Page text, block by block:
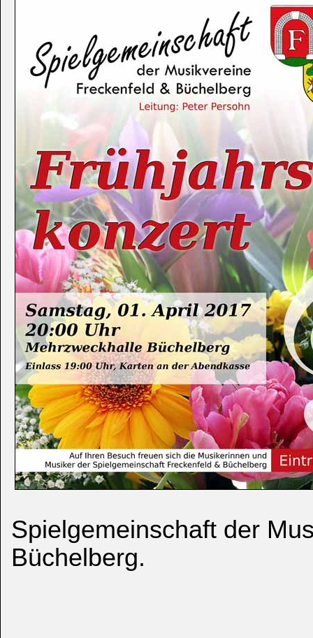
Spielgemeinschaft der
Büchelberg.